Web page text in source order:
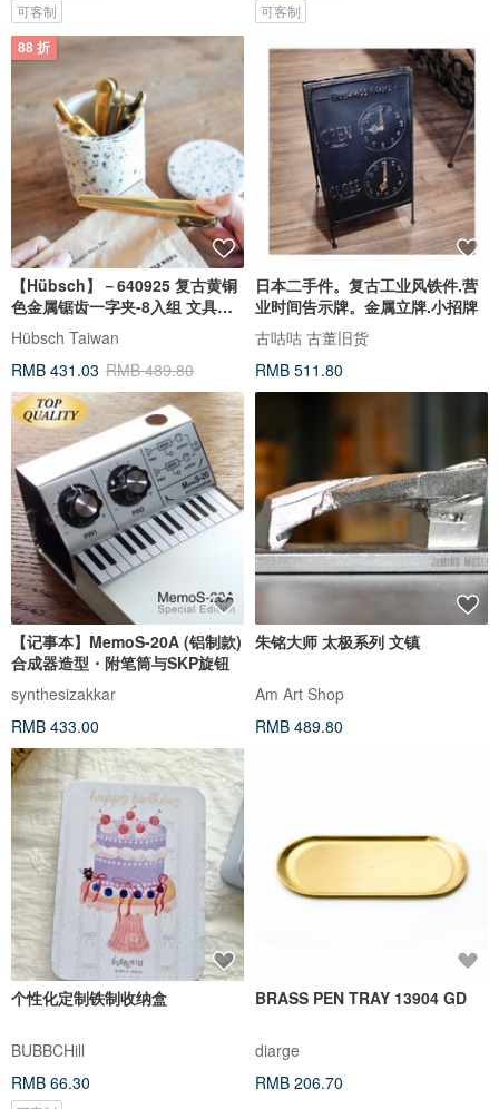
可客制 可客制
88 折
【Hübsch】－640925 复古黄铜
色金属锯齿一字夹-8入组 文具圣
诞
Hübsch Taiwan
RMB 431.03 RMB 489.80
日本二手件。复古工业风铁件.营
业时间告示牌。金属立牌.小招牌
古咕咕 古董旧货
RMB 511.80
【记事本】MemoS-20A (铝制款)
合成器造型・附笔筒与SKP旋钮
synthesizakkar
RMB 433.00
朱铭大师 太极系列 文镇
Am Art Shop
RMB 489.80
个性化定制铁制收纳盒
BUBBCHill
RMB 66.30
BRASS PEN TRAY 13904 GD
diarge
RMB 206.70